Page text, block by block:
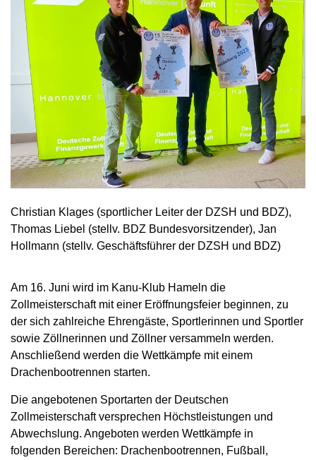
Christian Klages (sportlicher Leiter der DZSH und BDZ),
Thomas Liebel (stellv. BDZ Bundesvorsitzender), Jan
Hollmann (stellv. Geschäftsführer der DZSH und BDZ)
Am 16. Juni wird im Kanu-Klub Hameln die
Zollmeisterschaft mit einer Eröffnungsfeier beginnen, zu
der sich zahlreiche Ehrengäste, Sportlerinnen und Sportler
sowie Zöllnerinnen und Zöllner versammeln werden.
Anschließend werden die Wettkämpfe mit einem
Drachenbootrennen starten.
Die angebotenen Sportarten der Deutschen
Zollmeisterschaft versprechen Höchstleistungen und
Abwechslung. Angeboten werden Wettkämpfe in
folgenden Bereichen: Drachenbootrennen, Fußball,